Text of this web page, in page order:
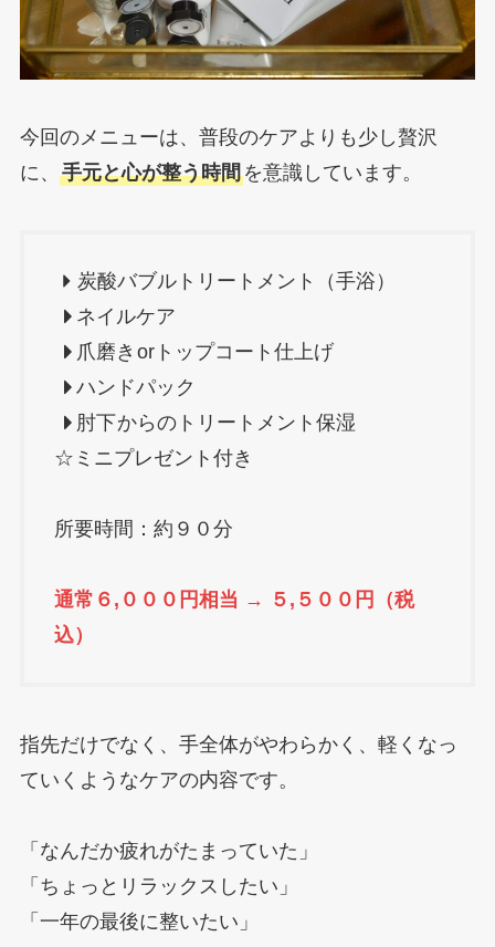
今回のメニューは、普段のケアよりも少し贅沢
に、 手元と心が整う時間を意識しています。
炭酸バブルトリートメント（手浴）
ネイルケア
爪磨き orトップコート仕上げ
ハンドパック
肘下からのトリートメント保湿
☆ミニプレゼント付き
所要時間：約９０分
通常６,０００円相当 → ５,５００円（税
込）
指先だけでなく、手全体がやわらかく、軽くなっ
ていくようなケアの内容です。
「なんだか疲れがたまっていた」
「ちょっとリラックスしたい」
「一年の最後に整いたい」